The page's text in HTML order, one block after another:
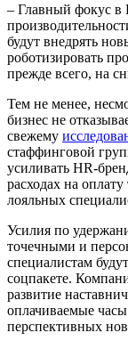
– Главный фокус в
будут внедрять
роботизировать
прежде всего, на
Тем не менее,
бизнес не
свежему
стаффинговой
усиливать HR-
расходах на
лояльных
Усилия по
точечными и
специалистам
соцпакете.
развитие
оплачиваемые
перспективных